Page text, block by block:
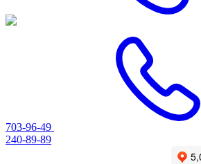
703-96-49
240-89-89